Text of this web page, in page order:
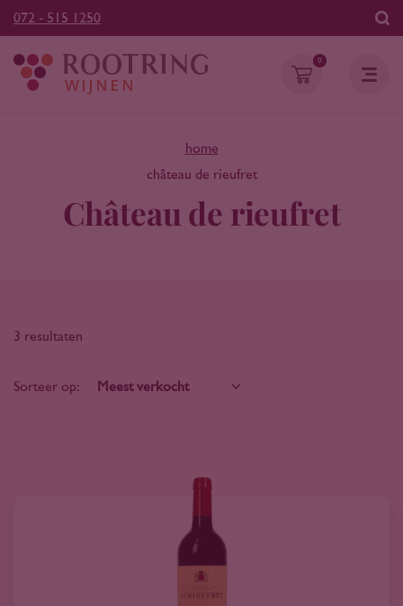
072 - 515 1250
0
home
château de rieufret
Château de rieufret
3 resultaten
Sorteer op: